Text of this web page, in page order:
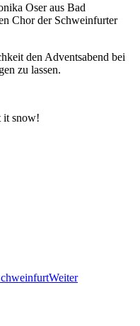
Oser aus Bad
Chor der Schweinfurter
den Adventsabend bei
zu lassen.
Weiter